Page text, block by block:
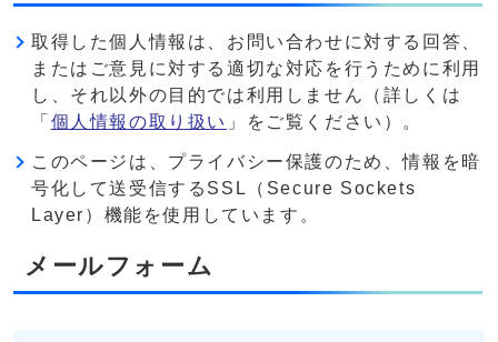
取得した個人情報は、お問い合わせに対する回答、
またはご意見に対する適切な対応を行うために利用
し、それ以外の目的では利用しません（詳しくは
「 個人情報の取り扱い 」をご覧ください）。
このページは、プライバシー保護のため、情報を暗
号化して送受信するSSL（Secure Sockets
Layer）機能を使用しています。
メールフォーム